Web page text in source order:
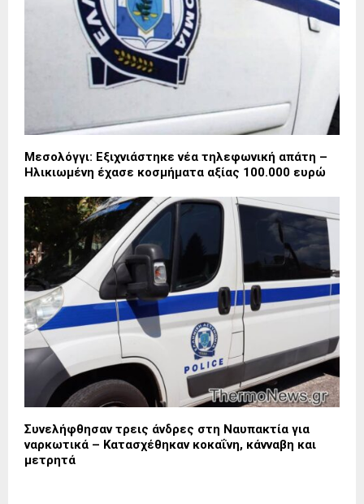
Μεσολόγγι: Εξιχνιάστηκε νέα τηλεφωνική απάτη –
Ηλικιωμένη έχασε κοσμήματα αξίας 100.000 ευρώ
Συνελήφθησαν τρεις άνδρες στη Ναυπακτία για
ναρκωτικά – Κατασχέθηκαν κοκαΐνη, κάνναβη και
μετρητά